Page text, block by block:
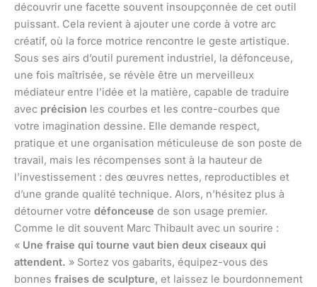
découvrir une facette souvent insoupçonnée de cet outil
puissant. Cela revient à ajouter une corde à votre arc
créatif, où la force motrice rencontre le geste artistique.
Sous ses airs d’outil purement industriel, la défonceuse,
une fois maîtrisée, se révèle être un merveilleux
médiateur entre l’idée et la matière, capable de traduire
avec précision les courbes et les contre-courbes que
votre imagination dessine. Elle demande respect,
pratique et une organisation méticuleuse de son poste de
travail, mais les récompenses sont à la hauteur de
l’investissement : des œuvres nettes, reproductibles et
d’une grande qualité technique. Alors, n’hésitez plus à
détourner votre défonceuse de son usage premier.
Comme le dit souvent Marc Thibault avec un sourire :
« Une fraise qui tourne vaut bien deux ciseaux qui
attendent. » Sortez vos gabarits, équipez-vous des
bonnes fraises de sculpture, et laissez le bourdonnement